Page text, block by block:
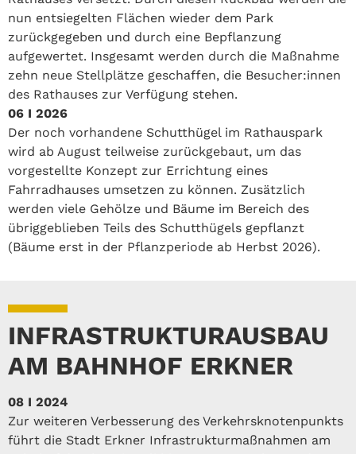
nun entsiegelten Flächen wieder dem Park
zurückgegeben und durch eine Bepflanzung
aufgewertet. Insgesamt werden durch die Maßnahme
zehn neue Stellplätze geschaffen, die Besucher:innen
des Rathauses zur Verfügung stehen.
06 I 2026
Der noch vorhandene Schutthügel im Rathauspark
wird ab August teilweise zurückgebaut, um das
vorgestellte Konzept zur Errichtung eines
Fahrradhauses umsetzen zu können. Zusätzlich
werden viele Gehölze und Bäume im Bereich des
übriggeblieben Teils des Schutthügels gepflanzt
(Bäume erst in der Pflanzperiode ab Herbst 2026).
INFRASTRUKTURAUSBAU
AM BAHNHOF ERKNER
08 I 2024
Zur weiteren Verbesserung des Verkehrsknotenpunkts
führt die Stadt Erkner Infrastrukturmaßnahmen am